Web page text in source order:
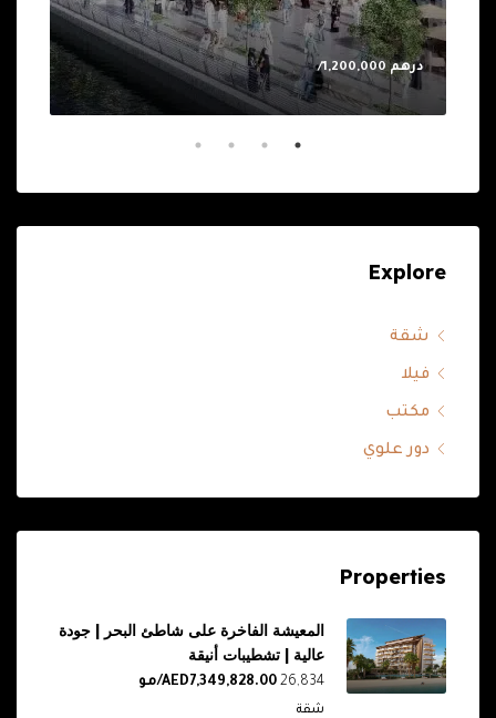
درهم 1,200,000/
Explore
شقة
فيلا
مكتب
دور علوي
Properties
المعيشة الفاخرة على شاطئ البحر | جودة
عالية | تشطيبات أنيقة
26,834 AED7,349,828.00/مو
شقة